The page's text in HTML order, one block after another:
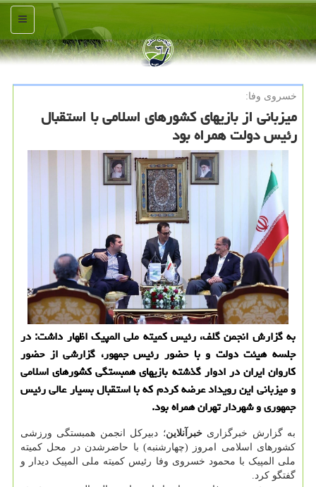
منو
خسروی وفا:
میزبانی از بازیهای کشورهای اسلامی با استقبال
رئیس دولت همراه بود
به گزارش انجمن گلف، رئیس کمیته ملی المپیک اظهار داشت: در
جلسه هیئت دولت و با حضور رئیس جمهور، گزارشی از حضور
کاروان ایران در ادوار گذشته بازیهای همبستگی کشورهای اسلامی
و میزبانی این رویداد عرضه کردم که با استقبال بسیار عالی رئیس
جمهوری و شهردار تهران همراه بود.
به گزارش خبرگزاریخبرآنلاین؛ دبیرکل انجمن همبستگی ورزشی
کشورهای اسلامی امروز (چهارشنبه) با حاضرشدن در محل کمیته
ملی المپیک با محمود خسروی وفا رئیس کمیته ملی المپیک دیدار و
گفتگو کرد.